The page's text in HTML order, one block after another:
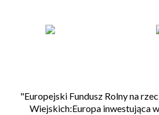
"Europejski Fundusz Rolny na
Wiejskich:Europa inwestująca